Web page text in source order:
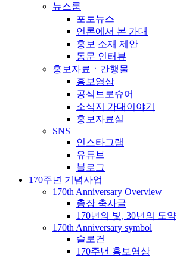
뉴스룸
포토뉴스
언론에서 본 가대
홍보 소재 제안
동문 인터뷰
홍보자료ㆍ간행물
홍보영상
공식브로슈어
소식지 가대이야기
홍보자료실
SNS
인스타그램
유튜브
블로그
170주년 기념사업
170th Anniversary Overview
총장 축사글
170년의 빛, 30년의 도약
170th Anniversary symbol
슬로건
170주년 홍보영상